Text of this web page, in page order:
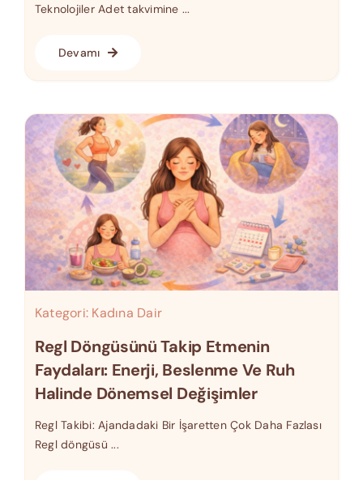
Teknolojiler Adet takvimine ...
Devamı
Kategori: Kadına Dair
Regl Döngüsünü Takip Etmenin
Faydaları: Enerji, Beslenme Ve Ruh
Halinde Dönemsel Değişimler
Regl Takibi: Ajandadaki Bir İşaretten Çok Daha Fazlası
Regl döngüsü ...